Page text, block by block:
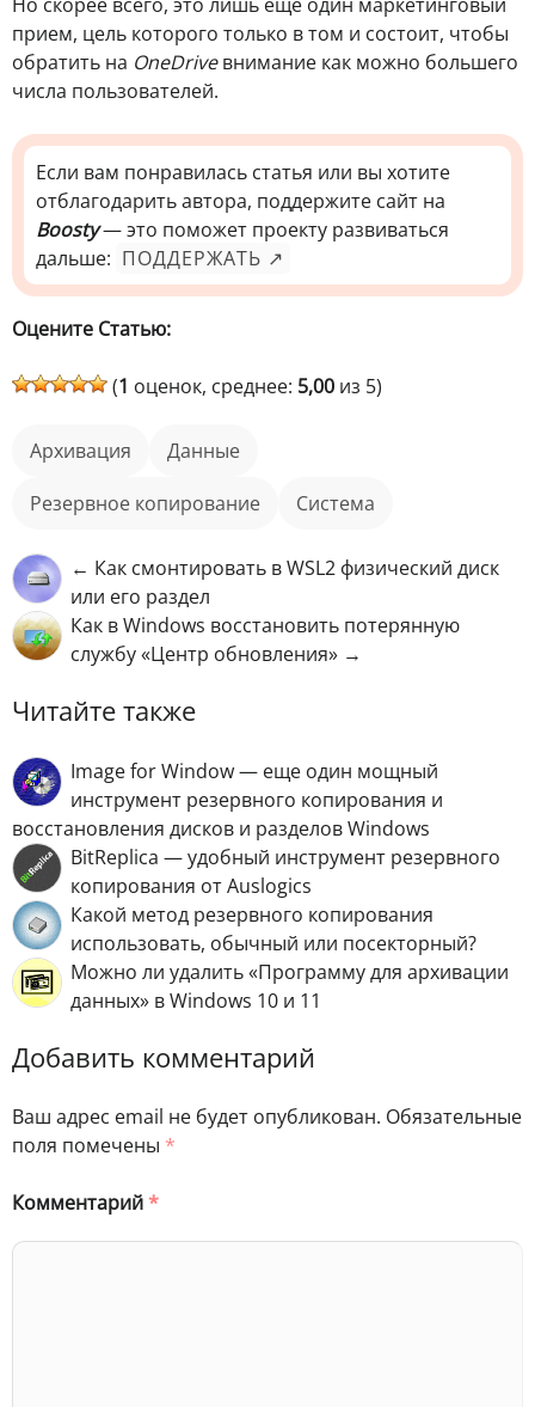
прием, цель которого только в том и состоит, чтобы
обратить на OneDriveвнимание как можно большего
числа пользователей.
Если вам понравилась статья или вы хотите
отблагодарить автора, поддержите сайт на
Boosty— это поможет проекту развиваться
дальше: ПОДДЕРЖАТЬ ↗
Оцените Статью:
(1 оценок, среднее: 5,00 из 5)
архивация
данные
резервное копирование
Система
← Как смонтировать в WSL2 физический диск
или его раздел
Как в Windows восстановить потерянную
службу «Центр обновления» →
Читайте также
Image for Window — еще один мощный
инструмент резервного копирования и
восстановления дисков и разделов Windows
BitReplica — удобный инструмент резервного
копирования от Auslogics
Какой метод резервного копирования
использовать, обычный или посекторный?
Можно ли удалить «Программу для архивации
данных» в Windows 10 и 11
Добавить комментарий
Ваш адрес email не будет опубликован. Обязательные
поля помечены *
Комментарий*